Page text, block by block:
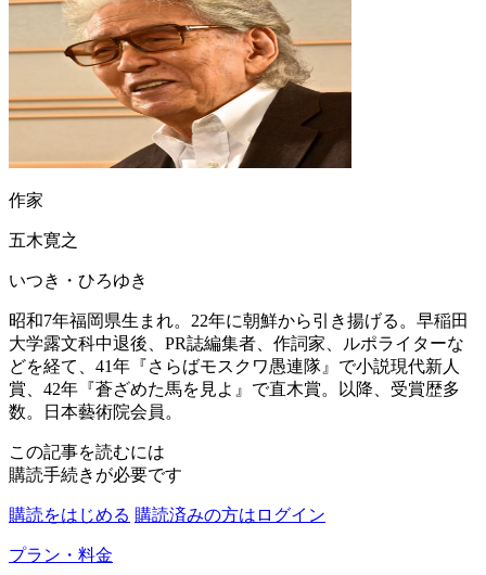
作家
五木寛之
いつき・ひろゆき
昭和7年福岡県生まれ。22年に朝鮮から引き揚げる。早稲田
大学露文科中退後、PR誌編集者、作詞家、ルポライターな
どを経て、41年『さらばモスクワ愚連隊』で小説現代新人
賞、42年『蒼ざめた馬を見よ』で直木賞。以降、受賞歴多
数。日本藝術院会員。
この記事を読むには
購読手続きが必要です
購読をはじめる 購読済みの方はログイン
プラン・料金